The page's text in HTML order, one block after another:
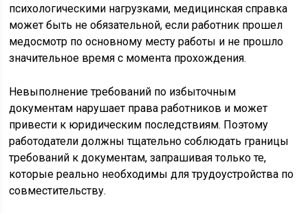
психологическими нагрузками, медицинская справка
может быть не обязательной, если работник прошел
медосмотр по основному месту работы и не прошло
значительное время с момента прохождения.
Невыполнение требований по избыточным
документам нарушает права работников и может
привести к юридическим последствиям. Поэтому
работодатели должны тщательно соблюдать границы
требований к документам, запрашивая только те,
которые реально необходимы для трудоустройства по
совместительству.